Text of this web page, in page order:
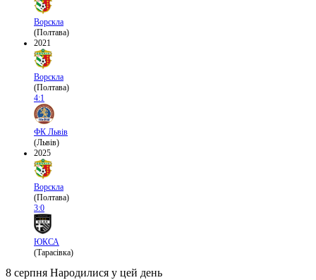
Ворскла
(Полтава)
2021
Ворскла
(Полтава)
4:1
ФК Львів
(Львів)
2025
Ворскла
(Полтава)
3:0
ЮКСА
(Тарасівка)
8 серпня Народилися у цей день